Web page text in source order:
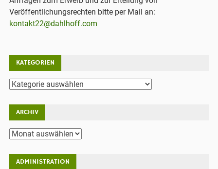
Veröffentlichungsrechten bitte per Mail an:
kontakt22@dahlhoff.com
KATEGORIEN
Kategorien
ARCHIV
Archiv
ADMINISTRATION